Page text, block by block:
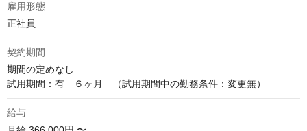
雇用形態
正社員
契約期間
期間の定めなし
試用期間：有　６ヶ月　（試用期間中の勤務条件：変更無）
給与